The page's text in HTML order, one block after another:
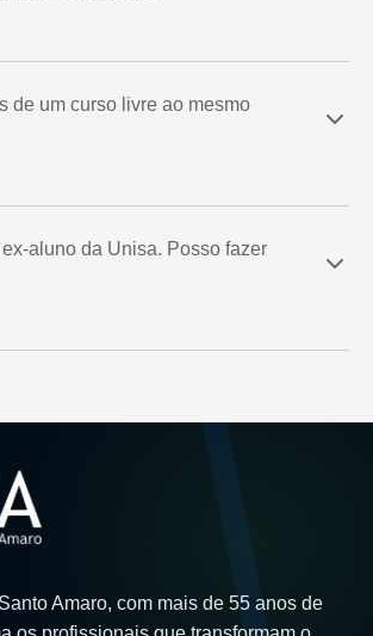
de um curso livre ao mesmo
aluno da Unisa. Posso fazer
Amaro, com mais de 55 anos de